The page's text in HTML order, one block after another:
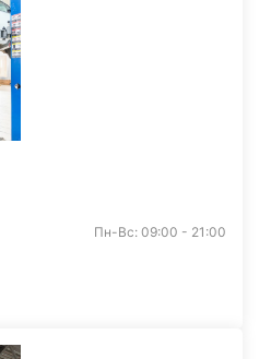
Пн-Вс: 09:00 - 21:00